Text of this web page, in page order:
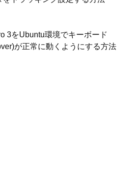
3をUbuntu環境でキーボード
が正常に動くようにする方法